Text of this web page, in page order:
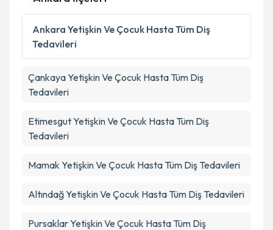
Ankara Yetişkin Ve Çocuk Hasta Tüm Diş
Tedavileri
ÇankayaYetişkin Ve Çocuk Hasta Tüm Diş
Tedavileri
EtimesgutYetişkin Ve Çocuk Hasta Tüm Diş
Tedavileri
Mamak Yetişkin Ve Çocuk Hasta Tüm Diş Tedavileri
AltındağYetişkin Ve Çocuk Hasta Tüm Diş Tedavileri
PursaklarYetişkin Ve Çocuk Hasta Tüm Diş